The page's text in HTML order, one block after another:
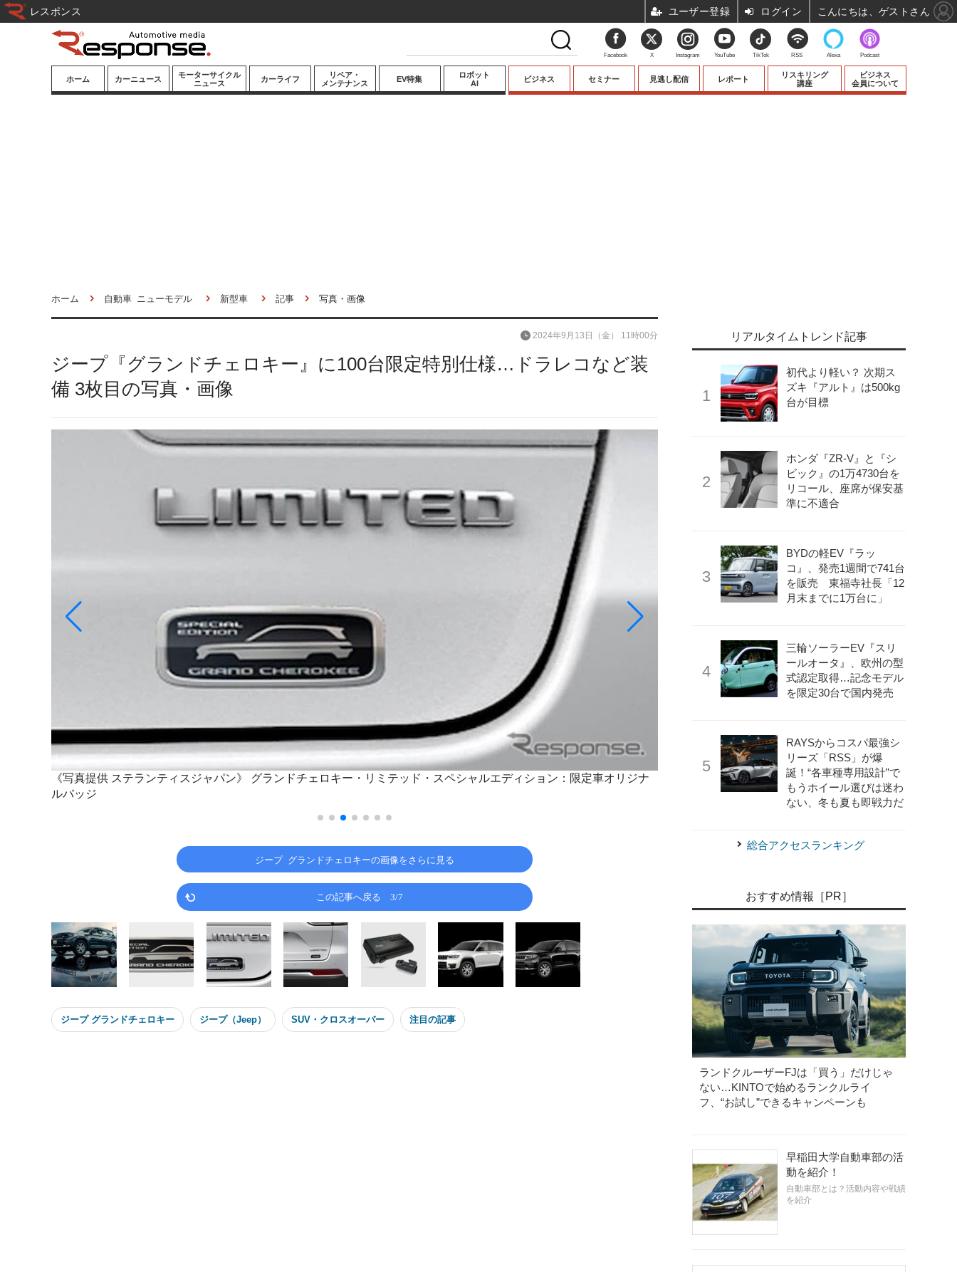
ホーム カーニュース
モーターサイクル
ニュース
カーライフ
リペア・
メンテナンス
EV特集
ロボット
AI
ビジネス セミナー 見逃し配信 レポート
リスキリング
講座
ビジネス
会員について
ホーム 自動車 ニューモデル 新型車 記事 写真・画像
ジープ『グランドチェロキー』に100台限定特別仕様…ドラレコなど装
備 3枚目の写真・画像
2024年9月13日（金） 11時00分
《写真提供 ステランティスジャパン》
グランドチェロキー・リミテッド・スペシャルエディション：限定車オリジナ
ルバッジ
《写真提供 ステランティスジャパン》 グランドチェロキ
ジープ グランドチェロキーの画像をさらに見る
この記事へ戻る 3/7
ジープ グランドチェロキー ジープ（Jeep） SUV・クロスオーバー 注目の記事
リアルタイムトレンド記事
初代より軽い？ 次期ス
ズキ『アルト』は500kg
台が目標
ホンダ『ZR-V』と『シ
ビック』の1万4730台を
リコール、座席が保安基
準に不適合
BYDの軽EV『ラッ
コ』、発売1週間で741台
を販売 東福寺社長「12
月末までに1万台に」
三輪ソーラーEV『スリ
ールオータ』、欧州の型
式認定取得…記念モデル
を限定30台で国内発売
RAYSからコスパ最強シ
リーズ「RSS」が爆
誕！“各車種専用設計”で
もうホイール選びは迷わ
ない、冬も夏も即戦力だ
総合アクセスランキング
おすすめ情報［PR］
ランドクルーザーFJは「買う」だけじゃ
ない…KINTOで始めるランクルライ
フ、“お試し”できるキャンペーンも
早稲田大学自動車部の活
動を紹介！
自動車部とは？活動内容や戦績
を紹介
Facebook X Instagram YouTube TikTok RSS Alexa Podcast
レスポンス ユーザー登録 ログイン こんにちは、ゲストさん